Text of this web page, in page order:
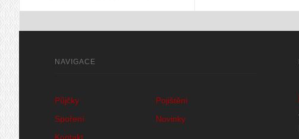
NAVIGACE
Půjčky
Pojištění
Spoření
Novinky
Kontakt